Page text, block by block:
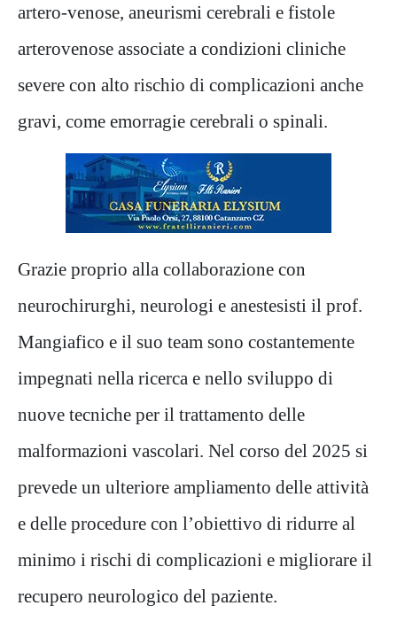
artero-venose, aneurismi cerebrali e fistole
arterovenose associate a condizioni cliniche
severe con alto rischio di complicazioni anche
gravi, come emorragie cerebrali o spinali.
Grazie proprio alla collaborazione con
neurochirurghi, neurologi e anestesisti il prof.
Mangiafico e il suo team sono costantemente
impegnati nella ricerca e nello sviluppo di
nuove tecniche per il trattamento delle
malformazioni vascolari. Nel corso del 2025 si
prevede un ulteriore ampliamento delle attività
e delle procedure con l’obiettivo di ridurre al
minimo i rischi di complicazioni e migliorare il
recupero neurologico del paziente.